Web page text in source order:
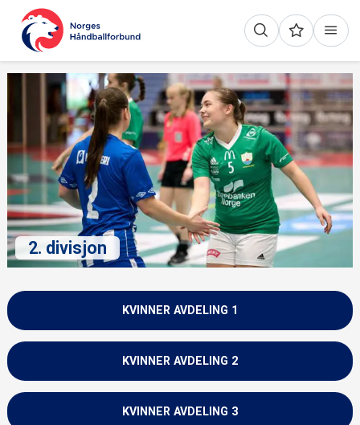
2. divisjon
KVINNER AVDELING 1
KVINNER AVDELING 2
KVINNER AVDELING 3